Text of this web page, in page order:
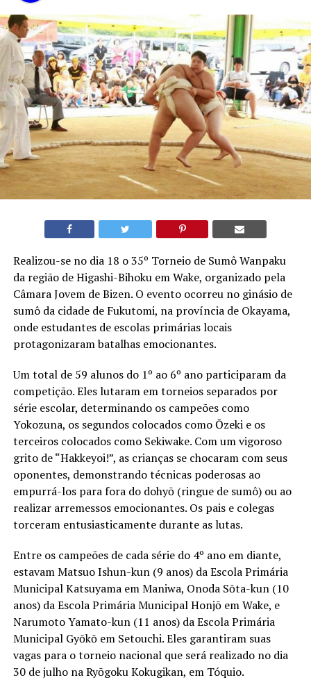
Realizou-se no dia 18 o 35º Torneio de Sumô Wanpaku
da região de Higashi-Bihoku em Wake, organizado pela
Câmara Jovem de Bizen. O evento ocorreu no ginásio de
sumô da cidade de Fukutomi, na província de Okayama,
onde estudantes de escolas primárias locais
protagonizaram batalhas emocionantes.
Um total de 59 alunos do 1º ao 6º ano participaram da
competição. Eles lutaram em torneios separados por
série escolar, determinando os campeões como
Yokozuna, os segundos colocados como Ōzeki e os
terceiros colocados como Sekiwake. Com um vigoroso
grito de “Hakkeyoi!”, as crianças se chocaram com seus
oponentes, demonstrando técnicas poderosas ao
empurrá-los para fora do dohyō (ringue de sumô) ou ao
realizar arremessos emocionantes. Os pais e colegas
torceram entusiasticamente durante as lutas.
Entre os campeões de cada série do 4º ano em diante,
estavam Matsuo Ishun-kun (9 anos) da Escola Primária
Municipal Katsuyama em Maniwa, Onoda Sōta-kun (10
anos) da Escola Primária Municipal Honjō em Wake, e
Narumoto Yamato-kun (11 anos) da Escola Primária
Municipal Gyōkō em Setouchi. Eles garantiram suas
vagas para o torneio nacional que será realizado no dia
30 de julho na Ryōgoku Kokugikan, em Tóquio.